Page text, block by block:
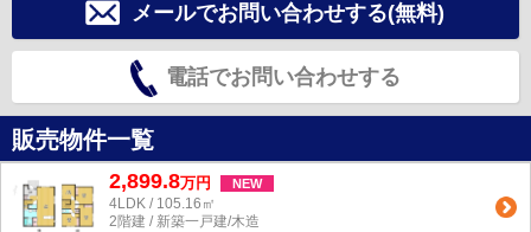
メールでお問い合わせする(無料)
電話でお問い合わせする
販売物件一覧
2,899.8万円 NEW
4LDK / 105.16㎡
2階建 / 新築一戸建/木造